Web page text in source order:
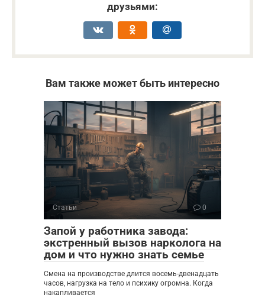
друзьями:
Вам также может быть интересно
Статьи 0
Запой у работника завода:
экстренный вызов нарколога на
дом и что нужно знать семье
Смена на производстве длится восемь-двенадцать
часов, нагрузка на тело и психику огромна. Когда
накапливается